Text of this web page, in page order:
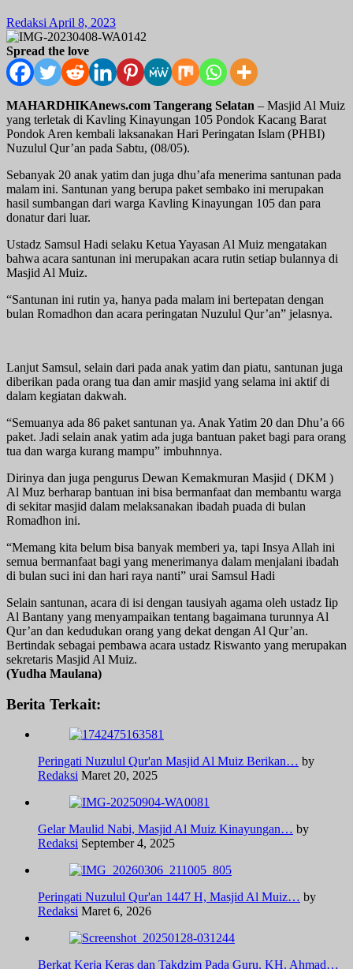
Redaksi April 8, 2023
Spread the love
MAHARDHIKAnews.com Tangerang Selatan – Masjid Al Muiz
yang terletak di Kavling Kinayungan 105 Pondok Kacang Barat
Pondok Aren kembali laksanakan Hari Peringatan Islam (PHBI)
Nuzulul Qur’an pada Sabtu, (08/05).
Sebanyak 20 anak yatim dan juga dhu’afa menerima santunan pada
malam ini. Santunan yang berupa paket sembako ini merupakan
hasil sumbangan dari warga Kavling Kinayungan 105 dan para
donatur dari luar.
Ustadz Samsul Hadi selaku Ketua Yayasan Al Muiz mengatakan
bahwa acara santunan ini merupakan acara rutin setiap bulannya di
Masjid Al Muiz.
“Santunan ini rutin ya, hanya pada malam ini bertepatan dengan
bulan Romadhon dan acara peringatan Nuzulul Qur’an” jelasnya.
Lanjut Samsul, selain dari pada anak yatim dan piatu, santunan juga
diberikan pada orang tua dan amir masjid yang selama ini aktif di
dalam kegiatan dakwah.
“Semuanya ada 86 paket santunan ya. Anak Yatim 20 dan Dhu’a 66
paket. Jadi selain anak yatim ada juga bantuan paket bagi para orang
tua dan warga kurang mampu” imbuhnnya.
Dirinya dan juga pengurus Dewan Kemakmuran Masjid ( DKM )
Al Muz berharap bantuan ini bisa bermanfaat dan membantu warga
di sekitar masjid dalam melaksanakan ibadah puada di bulan
Romadhon ini.
“Memang kita belum bisa banyak memberi ya, tapi Insya Allah ini
semua bermanfaat bagi yang menerimanya dalam menjalani ibadah
di bulan suci ini dan hari raya nanti” urai Samsul Hadi
Selain santunan, acara di isi dengan tausiyah agama oleh ustadz Iip
Al Bantany yang menyampaikan tentang bagaimana turunnya Al
Qur’an dan kedudukan orang yang dekat dengan Al Qur’an.
Bertindak sebagai pembawa acara ustadz Riswanto yang merupakan
sekretaris Masjid Al Muiz.
(Yudha Maulana)
Berita Terkait:
Peringati Nuzulul Qur'an Masjid Al Muiz Berikan… by
Redaksi Maret 20, 2025
Gelar Maulid Nabi, Masjid Al Muiz Kinayungan… by
Redaksi September 4, 2025
Peringati Nuzulul Qur'an 1447 H, Masjid Al Muiz… by
Redaksi Maret 6, 2026
Berkat Kerja Keras dan Takdzim Pada Guru, KH. Ahmad…